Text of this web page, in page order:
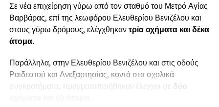
Σε νέα επιχείρηση γύρω από τον σταθμό του Μετρό Αγίας
Βαρβάρας, επί της λεωφόρου Ελευθερίου Βενιζέλου και
στους γύρω δρόμους, ελέγχθηκαντρία οχήματα και δέκα
άτομα.
Παράλληλα, στην Ελευθερίου Βενιζέλου και στις οδούς
Ραιδεστού και Ανεξαρτησίας, κοντά στα σχολικά
συγκροτήματα, πραγματοποιήθηκαν έλεγχοι σε δύο